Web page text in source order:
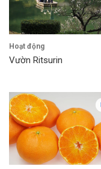
Hoạt động
Vườn Ritsurin